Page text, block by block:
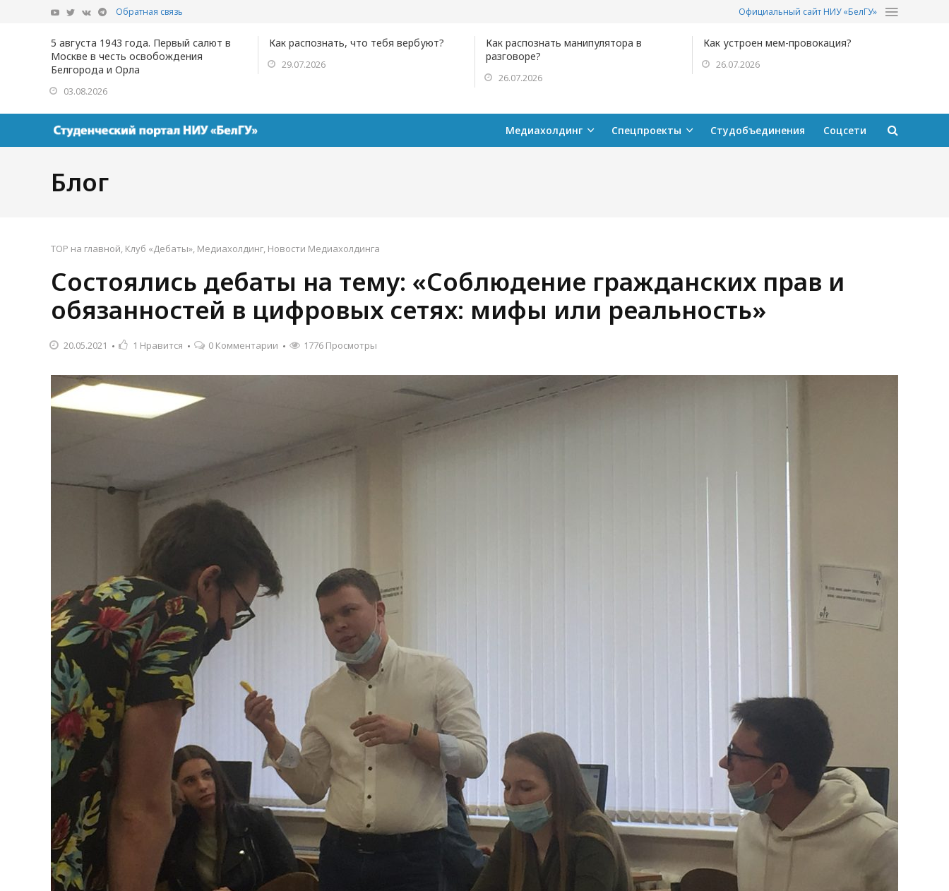
Обратная связь Официальный сайт НИУ «БелГУ»
5 августа 1943 года. Первый салют в
Москве в честь освобождения
Белгорода и Орла
03.08.2026
Как распознать, что тебя вербуют?
29.07.2026
Как распознать манипулятора в
разговоре?
26.07.2026
Как устроен мем-провокация?
26.07.2026
Медиахолдинг Спецпроекты Студобъединения Соцсети
Блог
TOP на главной, Клуб «Дебаты», Медиахолдинг, Новости Медиахолдинга
Состоялись дебаты на тему: «Соблюдение гражданских прав и
обязанностей в цифровых сетях: мифы или реальность»
20.05.2021 1 Нравится 0 Комментарии 1776 Просмотры